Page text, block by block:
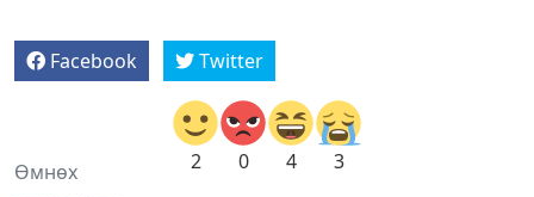
Facebook Twitter
2 0 4 3
Өмнөх